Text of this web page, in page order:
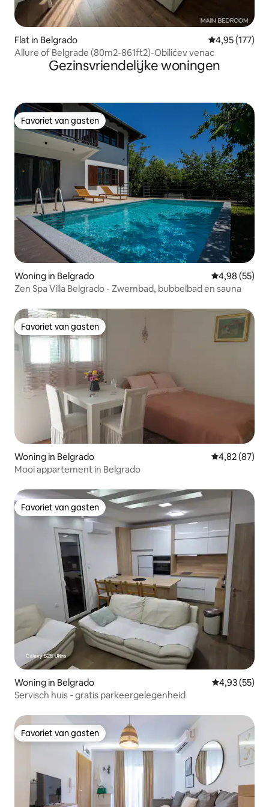
Flat in Belgrado Gemiddelde
4,95 (177)
Allure of Belgrade (80m2-861ft2)-Obilićev venac
Gezinsvriendelijke woningen
Favoriet van gasten
Favoriet van gasten
Woning in Belgrado Gemiddelde
4,98 (55)
Zen Spa Villa Belgrado - Zwembad, bubbelbad en sauna
Favoriet van gasten
Favoriet van gasten
Woning in Belgrado Gemiddelde
4,82 (87)
Mooi appartement in Belgrado
Favoriet van gasten
Favoriet van gasten
Woning in Belgrado Gemiddelde
4,93 (55)
Servisch huis - gratis parkeergelegenheid
Favoriet van gasten
Favoriet van gasten